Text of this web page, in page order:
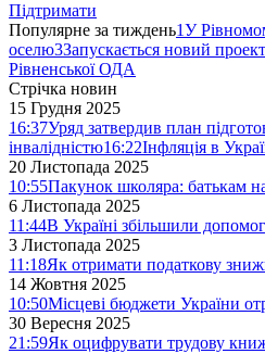
Підтримати
Популярне за тиждень1У
оселю3Запускається новий
Рівненської ОДА
Стрічка новин
15 Грудня 2025
16:37Уряд затвердив план
інвалідністю16:22Інфляція в
20 Листопада 2025
10:55Пакунок школяра: батькам
6 Листопада 2025
11:44В Україні збільшили
3 Листопада 2025
11:18Як отримати податкову
14 Жовтня 2025
10:50Місцеві бюджети України
30 Вересня 2025
21:59Як оцифрувати трудову